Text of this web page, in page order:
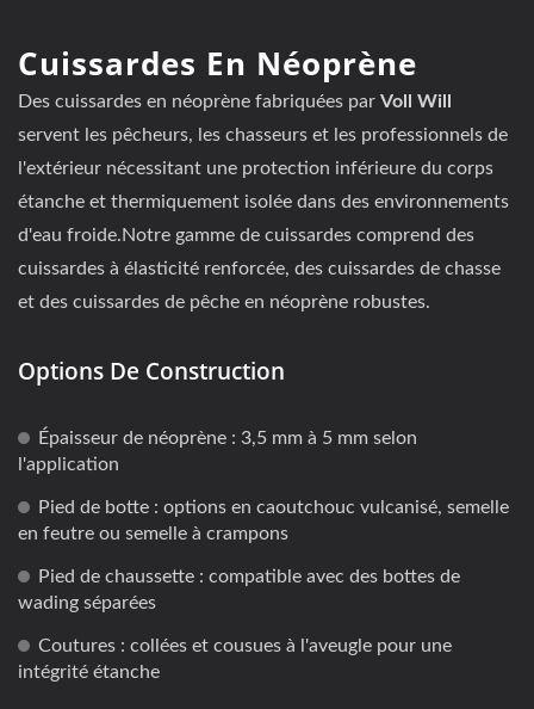
Cuissardes En Néoprène
Des cuissardes en néoprène fabriquées par Voll Will
servent les pêcheurs, les chasseurs et les professionnels de
l'extérieur nécessitant une protection inférieure du corps
étanche et thermiquement isolée dans des environnements
d'eau froide.Notre gamme de cuissardes comprend des
cuissardes à élasticité renforcée, des cuissardes de chasse
et des cuissardes de pêche en néoprène robustes.
Options De Construction
Épaisseur de néoprène : 3,5 mm à 5 mm selon
l'application
Pied de botte : options en caoutchouc vulcanisé, semelle
en feutre ou semelle à crampons
Pied de chaussette : compatible avec des bottes de
wading séparées
Coutures : collées et cousues à l'aveugle pour une
intégrité étanche